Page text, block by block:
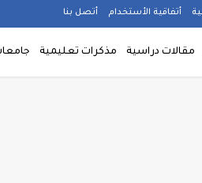
أتفاقية الأستخدام أتصل بنا
مقالات دراسية مذكرات تعليمية